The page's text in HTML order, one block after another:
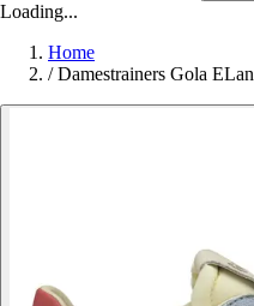
Loading...
Home
/ Damestrainers Gola ELan